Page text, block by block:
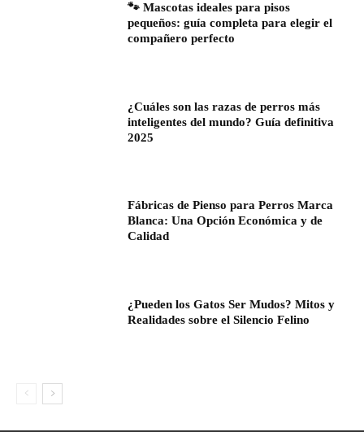
🐾 Mascotas ideales para pisos
pequeños: guía completa para elegir el
compañero perfecto
¿Cuáles son las razas de perros más
inteligentes del mundo? Guía definitiva
2025
Fábricas de Pienso para Perros Marca
Blanca: Una Opción Económica y de
Calidad
¿Pueden los Gatos Ser Mudos? Mitos y
Realidades sobre el Silencio Felino